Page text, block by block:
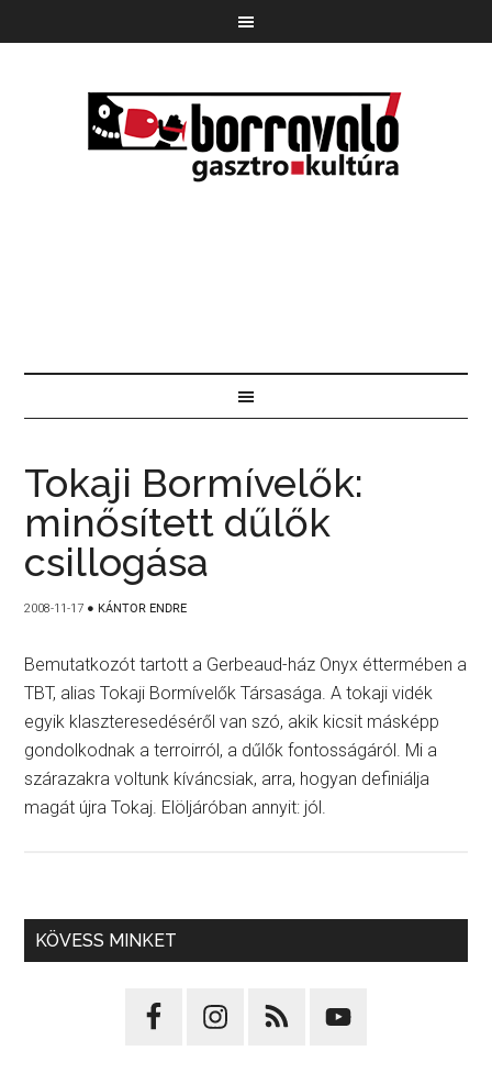
Tokaji Bormívelők:
minősített dűlők
csillogása
2008-11-17 ● KÁNTOR ENDRE
Bemutatkozót tartott a Gerbeaud-ház Onyx éttermében a
TBT, alias Tokaji Bormívelők Társasága. A tokaji vidék
egyik klaszteresedéséről van szó, akik kicsit másképp
gondolkodnak a terroirról, a dűlők fontosságáról. Mi a
szárazakra voltunk kíváncsiak, arra, hogyan definiálja
magát újra Tokaj. Elöljáróban annyit: jól.
KÖVESS MINKET